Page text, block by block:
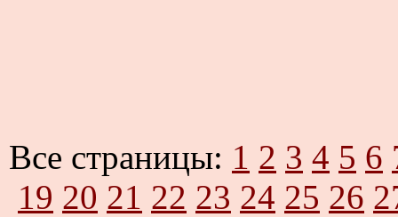
Все страницы: 1 2 3 4 5 6
19 20 21 22 23 24 25 26